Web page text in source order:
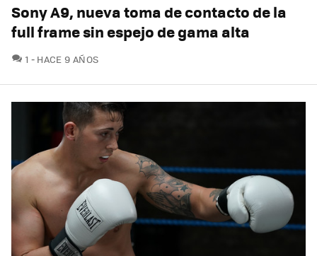
Sony A9, nueva toma de contacto de la
full frame sin espejo de gama alta
1 COMENTARIOS
HACE 9 AÑOS